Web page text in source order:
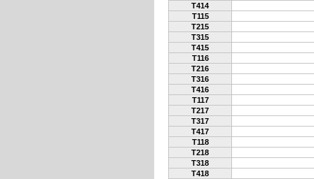
T414
T115
T215
T315
T415
T116
T216
T316
T416
T117
T217
T317
T417
T118
T218
T318
T418